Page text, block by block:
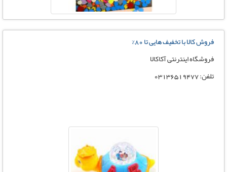
فروش کالا با تخفیف هایی تا 80%
فروشگاه اینترنتی آکاکالا
تلفن: 03136519477